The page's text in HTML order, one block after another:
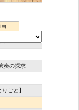
画
します
！
奏の探求
ごと】